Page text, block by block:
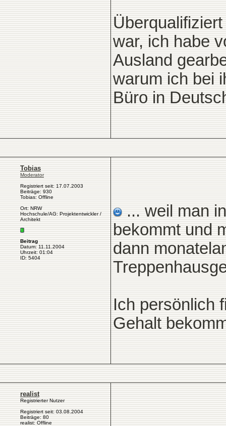
war, ich habe
Ausland
warum ich bei
Büro in
Tobias
Moderator
Registriert seit: 17.07.2003
Beiträge: 930
Tobias: Offline
Ort: NRW
Hochschule/AG: Projektentwickler /
Architekt
Beitrag
Datum: 11.11.2004
Uhrzeit: 01:04
ID: 5404
... weil man
bekommt und
dann
Ich persönlich
Gehalt
realist
Registrierter Nutzer
Registriert seit: 03.08.2004
Beiträge: 80
realist: Offline